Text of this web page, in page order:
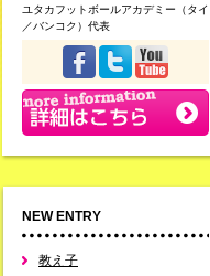
ユタカフットボールアカデミー（タイ
／バンコク）代表
NEW ENTRY
教え子